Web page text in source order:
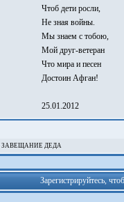
Чтоб дети росли,
Не зная войны.
Мы знаем с тобою,
Мой друг-ветеран
Что мира и песен
Достоин Афган!
25.01.2012
ЗАВЕЩАНИЕ ДЕДА
Зарегистрируйтесь,